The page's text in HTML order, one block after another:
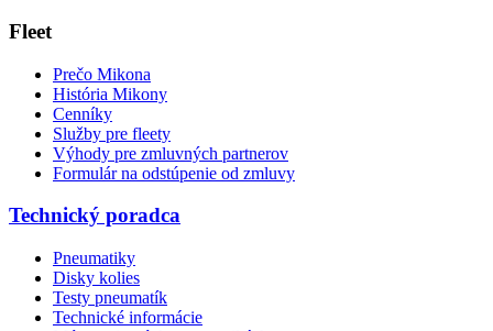
Fleet
Prečo Mikona
História Mikony
Cenníky
Služby pre fleety
Výhody pre zmluvných partnerov
Formulár na odstúpenie od zmluvy
Technický poradca
Pneumatiky
Disky kolies
Testy pneumatík
Technické informácie